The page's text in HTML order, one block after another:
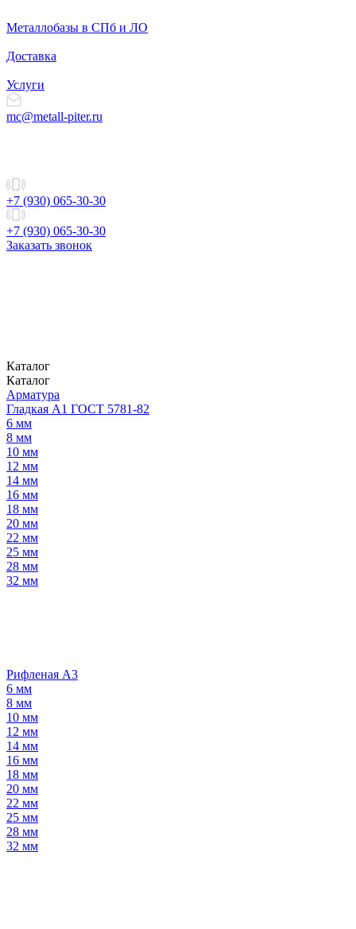
Металлобазы в СПб и ЛО
Доставка
Услуги
mc@metall-piter.ru
+7 (930) 065-30-30
+7 (930) 065-30-30
Заказать звонок
Каталог
Каталог
Арматура
Гладкая А1 ГОСТ 5781-82
6 мм
8 мм
10 мм
12 мм
14 мм
16 мм
18 мм
20 мм
22 мм
25 мм
28 мм
32 мм
Рифленая А3
6 мм
8 мм
10 мм
12 мм
14 мм
16 мм
18 мм
20 мм
22 мм
25 мм
28 мм
32 мм